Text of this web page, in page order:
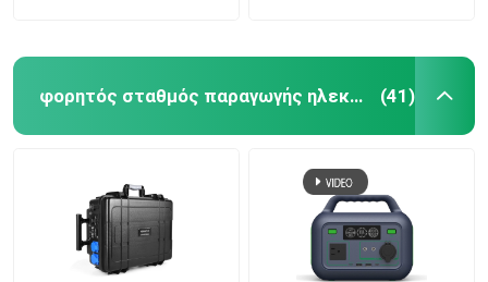
φορητός σταθμός παραγωγής ηλεκτρικού ρεύματος λίθιου (41)